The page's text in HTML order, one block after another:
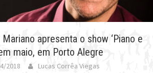
Mariano apresenta o show ‘Piano e
maio, em Porto Alegre
2018 Lucas Corrêa Viegas